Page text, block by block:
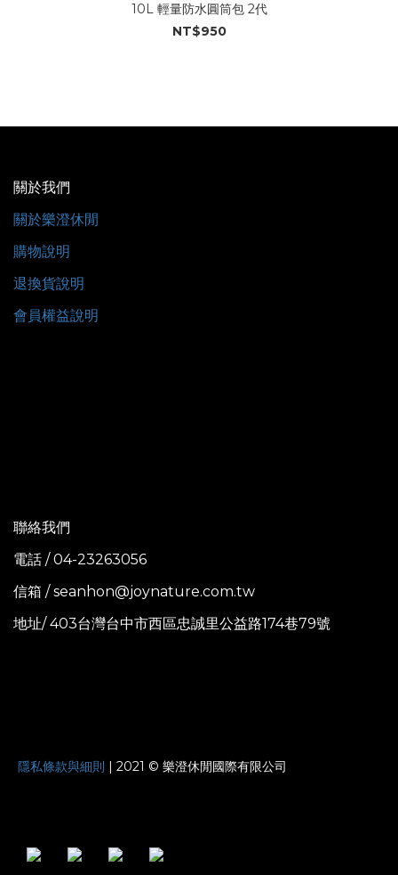
10L 輕量防水圓筒包 2代
NT$950
關於我們
關於樂澄休閒
購物說明
退換貨說明
會員權益說明
聯絡我們
電話 / 04-23263056
信箱 / seanhon@joynature.com.tw
地址/ 403台灣台中市西區忠誠里公益路174巷79號
隱私條款與細則 | 2021 © 樂澄休閒國際有限公司